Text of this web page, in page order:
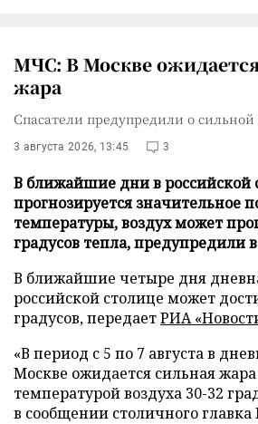
МЧС: В Москве
жара
Спасатели предупредили о
3 августа 2026, 13:45 3
В ближайшие дни в российской
прогнозируется значительное
температуры, воздух может
градусов тепла, предупредили
В ближайшие четыре дня
российской столице может
градусов, передаетРИА
«В период с 5 по 7 августа в
Москве ожидается сильная
температурой воздуха 30-32
в сообщении столичного